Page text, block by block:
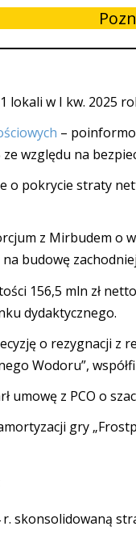
lokali w I kw. 2025
–
ze względu na
o pokrycie straty
z Mirbudem o
budowę
156,5 mln zł
dydaktycznego.
o rezygnacji z
Wodoru”,
umowę z PCO o
gry
r. skonsolidowaną